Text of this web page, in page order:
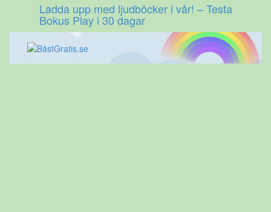
Ladda upp med ljudböcker i vår! – Testa
Bokus Play i 30 dagar